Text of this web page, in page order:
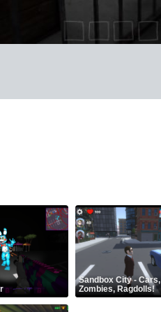
Sandbox City - Cars,
Zombies, Ragdolls!